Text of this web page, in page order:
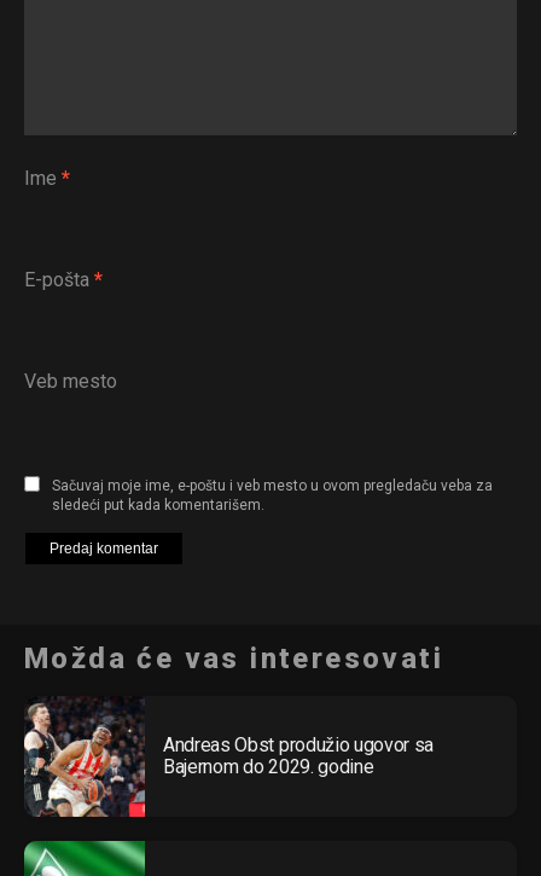
Ime *
E-pošta *
Veb mesto
Sačuvaj moje ime, e-poštu i veb mesto u ovom pregledaču veba za
sledeći put kada komentarišem.
Možda će vas interesovati
Andreas Obst produžio ugovor sa
Bajernom do 2029. godine